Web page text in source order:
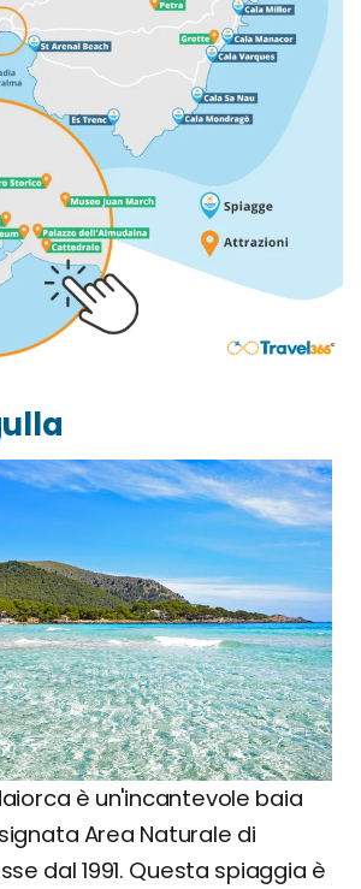
è un'incantevole baia
Area Naturale di
dal 1991. Questa spiaggia è